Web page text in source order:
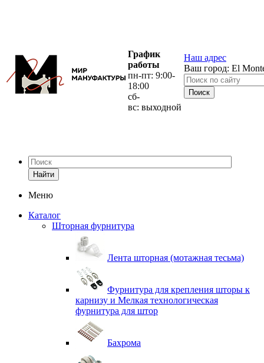
График
работы
пн-пт: 9:00-
18:00
сб-
вс: выходной
Наш адрес
Ваш город: El
Найти
Меню
Каталог
Шторная фурнитура
Лента шторная (мотажная тесьма)
Фурнитура для крепления шторы к
карнизу и Мелкая технологическая
фурнитура для штор
Бахрома